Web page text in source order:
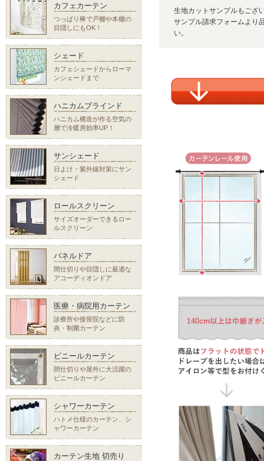
生地カットサンプルもござ
サンプル請求フォームより
い。
カフェカーテン
つっぱり棒で戸棚や本棚の
目隠しにもOK！
シェード
カフェシェードからローマ
ンシェードまで
ハニカムブラインド
ハニカム構造が作る空気の
層で冷暖房効率UP！
サンシェード
日よけ・紫外線対策にサン
シェード
ロールスクリーン
サイズオーダーできるロー
ルスクリーン
パネルドア
間仕切りや目隠しに最適な
アコーディオンドア
医療・病院用カーテン
診療所や接骨院などに防
炎・制菌カーテン
ビニールカーテン
間仕切りや屋外に大活躍の
ビニールカーテン
シャワーカーテン
ハトメ仕様のカーテン、シ
ャワーカーテン
カーテン生地 切売り